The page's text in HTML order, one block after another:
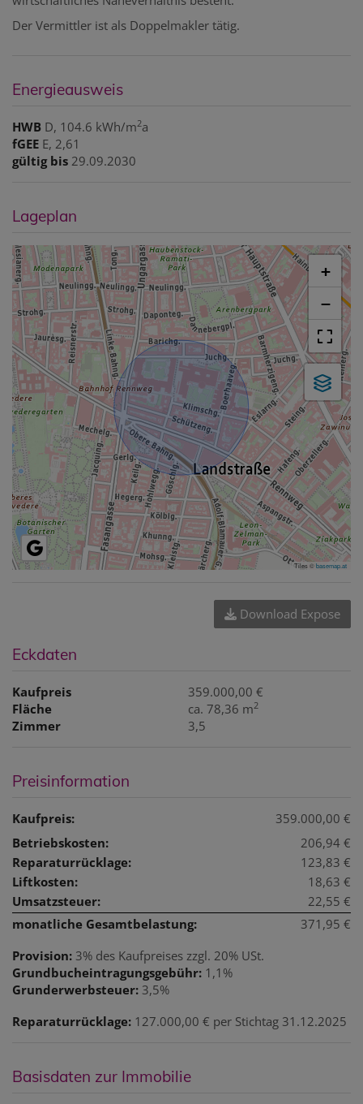
Der Vermittler ist als Doppelmakler tätig.
Energieausweis
HWB D, 104.6 kWh/m2a
fGEE E, 2,61
gültig bis 29.09.2030
Lageplan
+
−
Tiles ©basemap.at
Download Expose
Eckdaten
Kaufpreis
359.000,00 €
Fläche
ca. 78,36 m2
Zimmer 3,5
Preisinformation
Kaufpreis:
359.000,00 €
Betriebskosten:
206,94 €
Reparaturrücklage:
123,83 €
Liftkosten:
18,63 €
Umsatzsteuer:
22,55 €
monatliche Gesamtbelastung:
371,95 €
Provision: 3% des Kaufpreises zzgl. 20% USt.
Grundbucheintragungsgebühr: 1,1%
Grunderwerbsteuer: 3,5%
Reparaturrücklage: 127.000,00 € per Stichtag 31.12.2025
Basisdaten zur Immobilie